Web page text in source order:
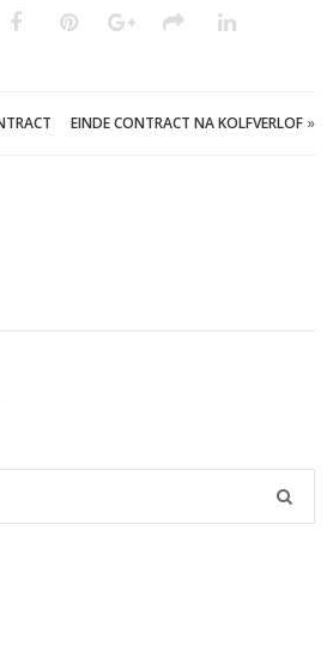
EINDE CONTRACT NA KOLFVERLOF »